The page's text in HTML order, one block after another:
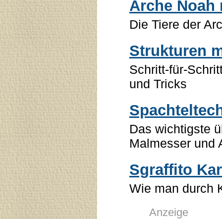
Arche
Die Tiere der
Strukturen
Schritt-für-
und Tricks
Das wichtigste
Malmesser und
Sgraffito
Wie man durch
Anzeige